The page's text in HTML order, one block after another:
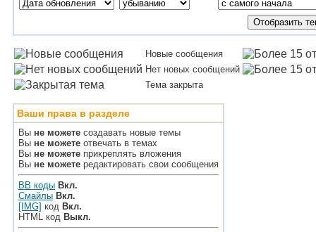
Новые сообщения
Нет новых сообщений
Тема закрыта
Ваши права в разделе
Вы не можете создавать новые темы
Вы не можете отвечать в темах
Вы не можете прикреплять вложения
Вы не можете редактировать свои сообщения
BB коды Вкл.
Смайлы Вкл.
[IMG] код Вкл.
HTML код Выкл.